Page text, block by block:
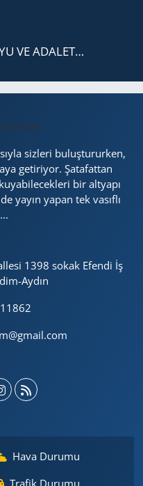
VE ADA­LET…
sizleri buluştururken,
getiriyor. Şatafattan
bir altyapı
yayın yapan tek vasıflı
1398 sokak Efendi İş
Aydın
Hava Durumu